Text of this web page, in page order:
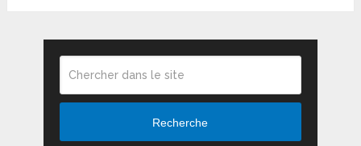
Recherche